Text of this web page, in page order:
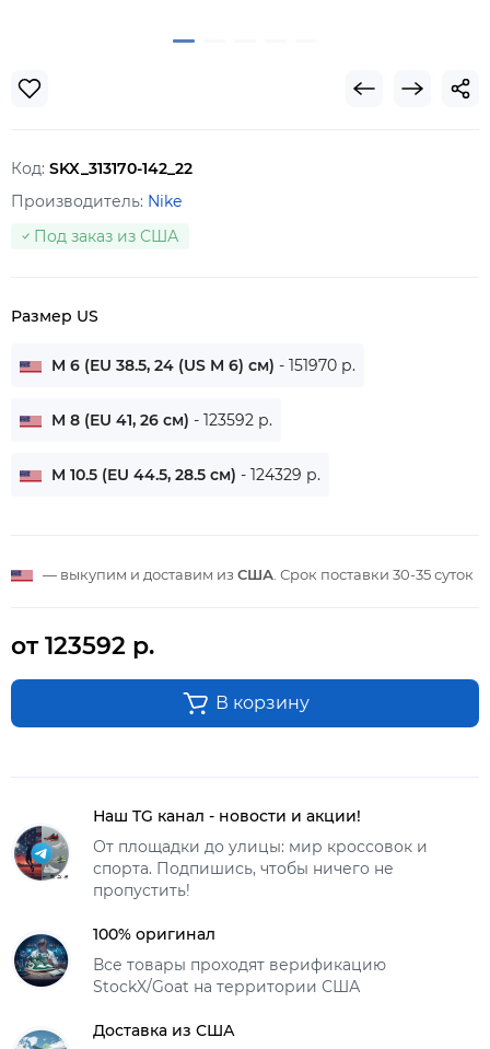
Код: SKX_313170-142_22
Производитель: Nike
Под заказ из США
Размер US
M 6 (EU 38.5, 24 (US M 6) см) - 151970 р.
M 8 (EU 41, 26 см) - 123592 р.
M 10.5 (EU 44.5, 28.5 см) - 124329 р.
— выкупим и доставим из США . Срок поставки 30-35 суток
от 123592 р.
В корзину
Наш TG канал - новости и акции!
От площадки до улицы: мир кроссовок и
спорта. Подпишись, чтобы ничего не
пропустить!
100% оригинал
Все товары проходят верификацию
StockX/Goat на территории США
Доставка из США